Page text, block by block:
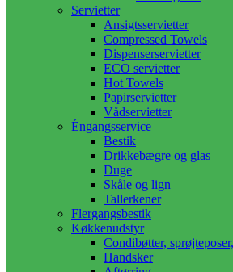
Servietter
Ansigtsservietter
Compressed Towels
Dispenserservietter
ECO servietter
Hot Towels
Papirservietter
Vådservietter
Éngangsservice
Bestik
Drikkebægre og glas
Duge
Skåle og lign
Tallerkener
Flergangsbestik
Køkkenudstyr
Condibøtter,
Handsker